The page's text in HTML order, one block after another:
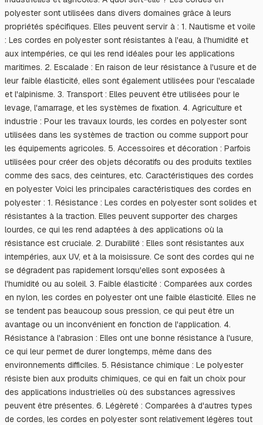
polyester sont utilisées dans divers domaines grâce à leurs
propriétés spécifiques. Elles peuvent servir à : 1. Nautisme et voile
: Les cordes en polyester sont résistantes à l'eau, à l'humidité et
aux intempéries, ce qui les rend idéales pour les applications
maritimes. 2. Escalade : En raison de leur résistance à l'usure et de
leur faible élasticité, elles sont également utilisées pour l'escalade
et l'alpinisme. 3. Transport : Elles peuvent être utilisées pour le
levage, l'amarrage, et les systèmes de fixation. 4. Agriculture et
industrie : Pour les travaux lourds, les cordes en polyester sont
utilisées dans les systèmes de traction ou comme support pour
les équipements agricoles. 5. Accessoires et décoration : Parfois
utilisées pour créer des objets décoratifs ou des produits textiles
comme des sacs, des ceintures, etc. Caractéristiques des cordes
en polyester Voici les principales caractéristiques des cordes en
polyester : 1. Résistance : Les cordes en polyester sont solides et
résistantes à la traction. Elles peuvent supporter des charges
lourdes, ce qui les rend adaptées à des applications où la
résistance est cruciale. 2. Durabilité : Elles sont résistantes aux
intempéries, aux UV, et à la moisissure. Ce sont des cordes qui ne
se dégradent pas rapidement lorsqu'elles sont exposées à
l'humidité ou au soleil. 3. Faible élasticité : Comparées aux cordes
en nylon, les cordes en polyester ont une faible élasticité. Elles ne
se tendent pas beaucoup sous pression, ce qui peut être un
avantage ou un inconvénient en fonction de l'application. 4.
Résistance à l'abrasion : Elles ont une bonne résistance à l'usure,
ce qui leur permet de durer longtemps, même dans des
environnements difficiles. 5. Résistance chimique : Le polyester
résiste bien aux produits chimiques, ce qui en fait un choix pour
des applications industrielles où des substances agressives
peuvent être présentes. 6. Légèreté : Comparées à d'autres types
de cordes, les cordes en polyester sont relativement légères tout